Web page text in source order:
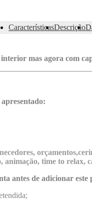
CaracterísticasDescrição
interior mas agora com
animação, time to relax,
antes de adicionar